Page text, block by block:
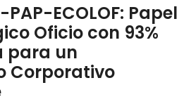
PAP-ECOLOF: Papel
Oficio con 93%
para un
Corporativo